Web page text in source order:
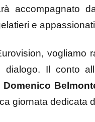
accompagnato
e
dialogo. Il conto
Domenico
giornata dedicata